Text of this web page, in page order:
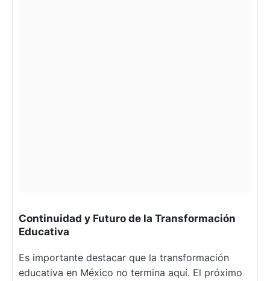
Continuidad y Futuro de la Transformación
Educativa
Es importante destacar que la transformación
educativa en México no termina aquí. El próximo